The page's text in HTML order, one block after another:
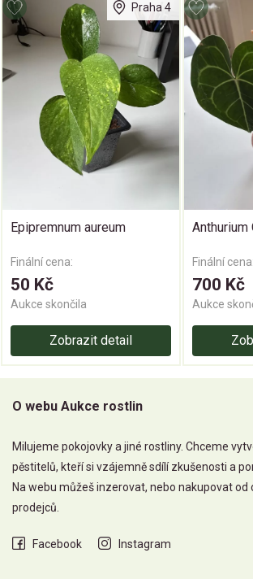
Praha 4
Epipremnum aureum
Finální cena:
50 Kč
Aukce skončila
Zobrazit detail
Anthurium
Finální cena:
700 Kč
Aukce
O webu Aukce rostlin
Milujeme pokojovky a jiné rostliny. Chceme
pěstitelů, kteří si vzájemně sdílí zkušenosti a
Na webu můžeš inzerovat, nebo nakupovat od
prodejců.
Facebook Instagram